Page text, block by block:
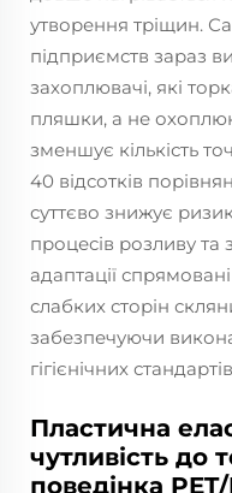
утворення тріщин.
підприємств зараз
захоплювачі, які
пляшки, а не
зменшує кількість
40 відсотків
суттєво знижує
процесів розливу та
адаптації
слабких сторін
забезпечуючи
гігієнічних
Пластична
чутливість до
поведінка